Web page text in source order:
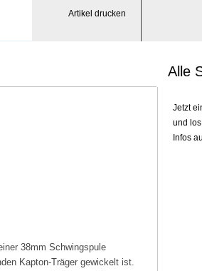
Artikel drucken
38mm Schwingspule
Kapton-Träger gewickelt ist.
Alle
Jetzt
und
Infos